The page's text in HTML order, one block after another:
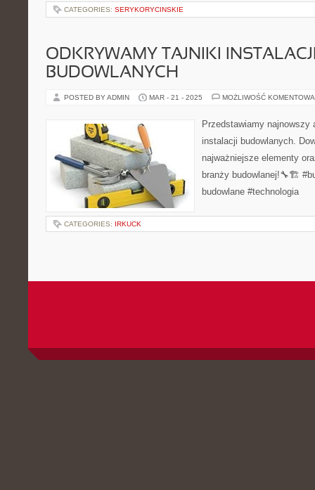
CATEGORIES: SERYKORYCINSKIE
ODKRYWAMY TAJNIKI
BUDOWLANYCH
POSTED BY ADMIN MAR - 21 - 2025 MOŻLIWOŚĆ
Przedstawiamy najnowszy
instalacji budowlanych.
najważniejsze elementy
branży budowlanej!🔧🏗️
budowlane #technologia
CATEGORIES: IRKUCK